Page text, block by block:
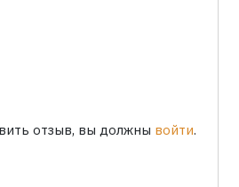
отзыв, вы должны войти.